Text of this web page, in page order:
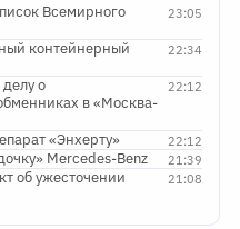
контейнерный
о
в «Москва-
«Энхерту»
21:39
Mercedes-Benz
21:08
об ужесточении